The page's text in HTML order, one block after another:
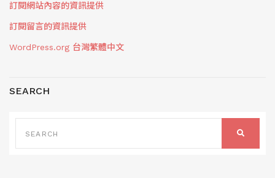
訂閱網站內容的資訊提供
訂閱留言的資訊提供
WordPress.org 台灣繁體中文
SEARCH
FOR: